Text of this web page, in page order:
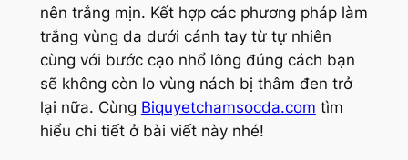
nên trắng mịn. Kết hợp các phương pháp làm
trắng vùng da dưới cánh tay từ tự nhiên
cùng với bước cạo nhổ lông đúng cách bạn
sẽ không còn lo vùng nách bị thâm đen trở
lại nữa. Cùng Biquyetchamsocda.com tìm
hiểu chi tiết ở bài viết này nhé!